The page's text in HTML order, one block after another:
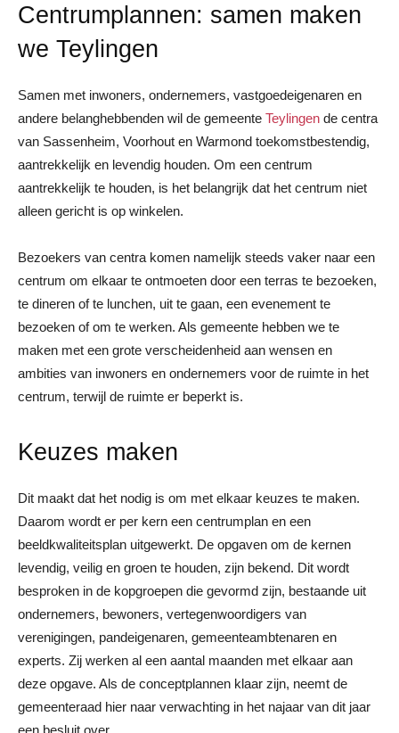
Centrumplannen: samen maken
we Teylingen
Samen met inwoners, ondernemers, vastgoedeigenaren en
andere belanghebbenden wil de gemeente Teylingen de centra
van Sassenheim, Voorhout en Warmond toekomstbestendig,
aantrekkelijk en levendig houden. Om een centrum
aantrekkelijk te houden, is het belangrijk dat het centrum niet
alleen gericht is op winkelen.
Bezoekers van centra komen namelijk steeds vaker naar een
centrum om elkaar te ontmoeten door een terras te bezoeken,
te dineren of te lunchen, uit te gaan, een evenement te
bezoeken of om te werken. Als gemeente hebben we te
maken met een grote verscheidenheid aan wensen en
ambities van inwoners en ondernemers voor de ruimte in het
centrum, terwijl de ruimte er beperkt is.
Keuzes maken
Dit maakt dat het nodig is om met elkaar keuzes te maken.
Daarom wordt er per kern een centrumplan en een
beeldkwaliteitsplan uitgewerkt. De opgaven om de kernen
levendig, veilig en groen te houden, zijn bekend. Dit wordt
besproken in de kopgroepen die gevormd zijn, bestaande uit
ondernemers, bewoners, vertegenwoordigers van
verenigingen, pandeigenaren, gemeenteambtenaren en
experts. Zij werken al een aantal maanden met elkaar aan
deze opgave. Als de conceptplannen klaar zijn, neemt de
gemeenteraad hier naar verwachting in het najaar van dit jaar
een besluit over.